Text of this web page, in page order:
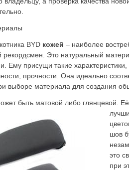
BYD кожей – наиболее
рекордсмен. Это натуральный
Ему присущи такие
прочности. Она идеально
выборе материала для создания
быть матовой либо глянцевой.
шов
это
при